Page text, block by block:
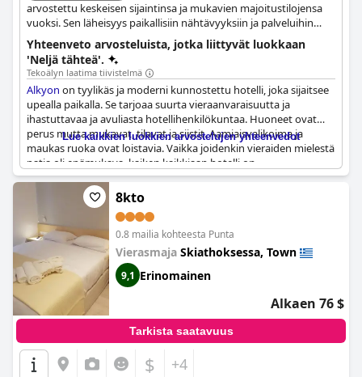
arvostettu keskeisen sijaintinsa ja mukavien majoitustilojensa
vuoksi. Sen läheisyys paikallisiin nähtävyyksiin ja palveluihin
tekee siitä kätevän valinnan vierailijoille.
Yhteenveto arvosteluista, jotka liittyvät luokkaan
'Neljä tähteä'.
Tekoälyn laatima tiivistelmä
Alkyon on tyylikäs ja moderni kunnostettu hotelli, joka sijaitsee
upealla paikalla. Se tarjoaa suurta vieraanvaraisuutta ja
ihastuttavaa ja avuliasta hotellihenkilökuntaa. Huoneet ovat
perus mutta mukavat, tilavat ja siistit. Aamiaisvalikoima ja
maukas ruoka ovat loistavia. Vaikka joidenkin vieraiden mielestä
patja oli epämukava, kaiken kaikkiaan hotelli on
poikkeuksellinen ja erittäin hyvä. Se on loistava paikka yöpyä
pari yötä, mutta joidenkin vieraiden mielestä Skiathoksen
kaupunki oli liian kiireinen, jos kaipaa rauhallisia hetkiä. Hotellin
tilat ja palvelut ovat hyvät ja erinomaiset, mutta joidenkin
vieraiden mielestä neljän tähden luokitus on optimistinen ja
huoneet kaipaavat kunnostusta.
Lue kaikkien luokkien arvostelujen yhteenvedot
8kto
0.8 mailia kohteesta Punta
Vierasmaja Skiathoksessa, Town
9,1 Erinomainen
Alkaen 76 $
Tarkista saatavuus
$ +4